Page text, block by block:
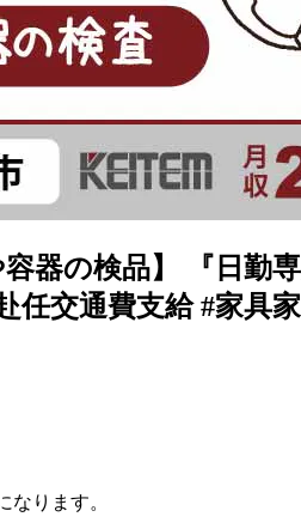
容器の検品】 『日勤
任交通費支給 #家具
ります。